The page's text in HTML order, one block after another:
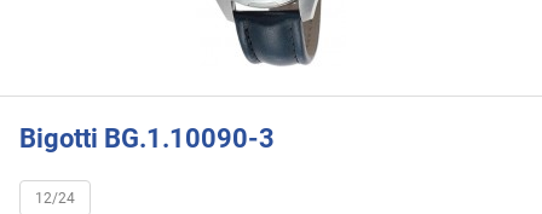
Bigotti BG.1.10090-3
12/24